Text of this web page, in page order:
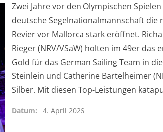
Zwei Jahre vor den Olympischen
deutsche Segelnationalmannschaft die
Revier vor Mallorca stark eröffnet.
Rieger (NRV/VSaW) holten im 49er das
Gold für das German Sailing Team in
Steinlein und Catherine Bartelheimer
Silber. Mit diesen Top-Leistungen
Datum 4. April 2026